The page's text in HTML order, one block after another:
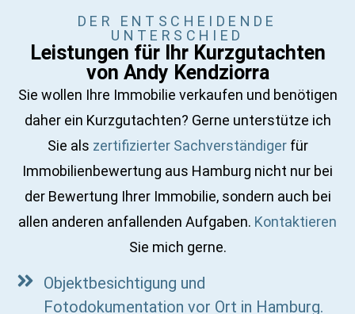
DER ENTSCHEIDENDE
UNTERSCHIED
Leistungen für Ihr Kurzgutachten
von Andy Kendziorra
Sie wollen Ihre Immobilie verkaufen und benötigen
daher ein Kurzgutachten? Gerne unterstütze ich
Sie als zertifizierter Sachverständigerfür
Immobilienbewertung aus Hamburg nicht nur bei
der Bewertung Ihrer Immobilie, sondern auch bei
allen anderen anfallenden Aufgaben. Kontaktieren
Sie mich gerne.
Objektbesichtigung und
Fotodokumentation vor Ort in Hamburg.